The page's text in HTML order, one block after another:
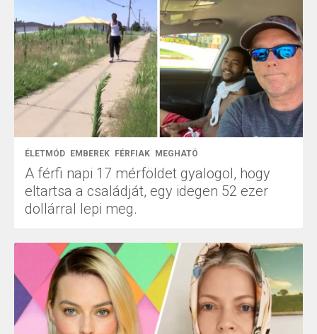
ÉLETMÓD EMBEREK FÉRFIAK MEGHATÓ
A férfi napi 17 mérföldet gyalogol, hogy
eltartsa a családját, egy idegen 52 ezer
dollárral lepi meg.